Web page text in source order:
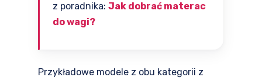
z poradnika: Jak dobrać materac
do wagi?
Przykładowe modele z obu kategorii z